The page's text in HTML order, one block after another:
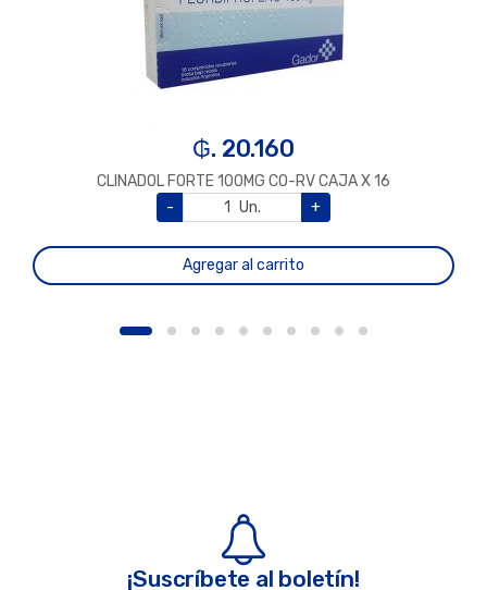
₲. 20.160
CLINADOL FORTE 100MG CO-RV CAJA X 16
-
Un. +
Agregar al carrito
¡Suscríbete al boletín!